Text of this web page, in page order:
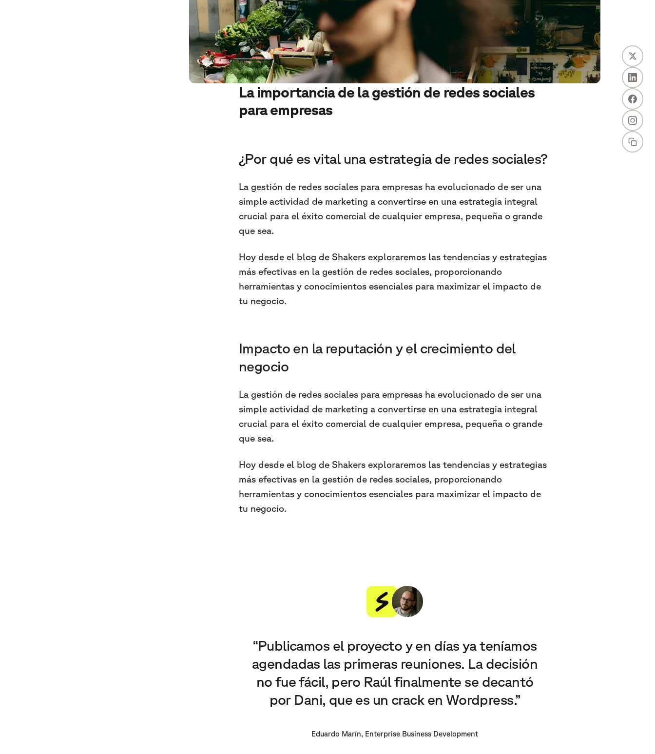
La importancia de la gestión de redes sociales
para empresas
¿Por qué es vital una estrategia de redes sociales?
La gestión de redes sociales para empresas ha evolucionado de ser una
simple actividad de marketing a convertirse en una estrategia integral
crucial para el éxito comercial de cualquier empresa, pequeña o grande
que sea.
Hoy desde el blog de Shakers exploraremos las tendencias y estrategias
más efectivas en la gestión de redes sociales, proporcionando
herramientas y conocimientos esenciales para maximizar el impacto de
tu negocio.
Impacto en la reputación y el crecimiento del
negocio
La gestión de redes sociales para empresas ha evolucionado de ser una
simple actividad de marketing a convertirse en una estrategia integral
crucial para el éxito comercial de cualquier empresa, pequeña o grande
que sea.
Hoy desde el blog de Shakers exploraremos las tendencias y estrategias
más efectivas en la gestión de redes sociales, proporcionando
herramientas y conocimientos esenciales para maximizar el impacto de
tu negocio.
“Publicamos el proyecto y en días ya teníamos
agendadas las primeras reuniones. La decisión
no fue fácil, pero Raúl finalmente se decantó
por Dani, que es un crack en Wordpress.”
Eduardo Marín, Enterprise Business Development